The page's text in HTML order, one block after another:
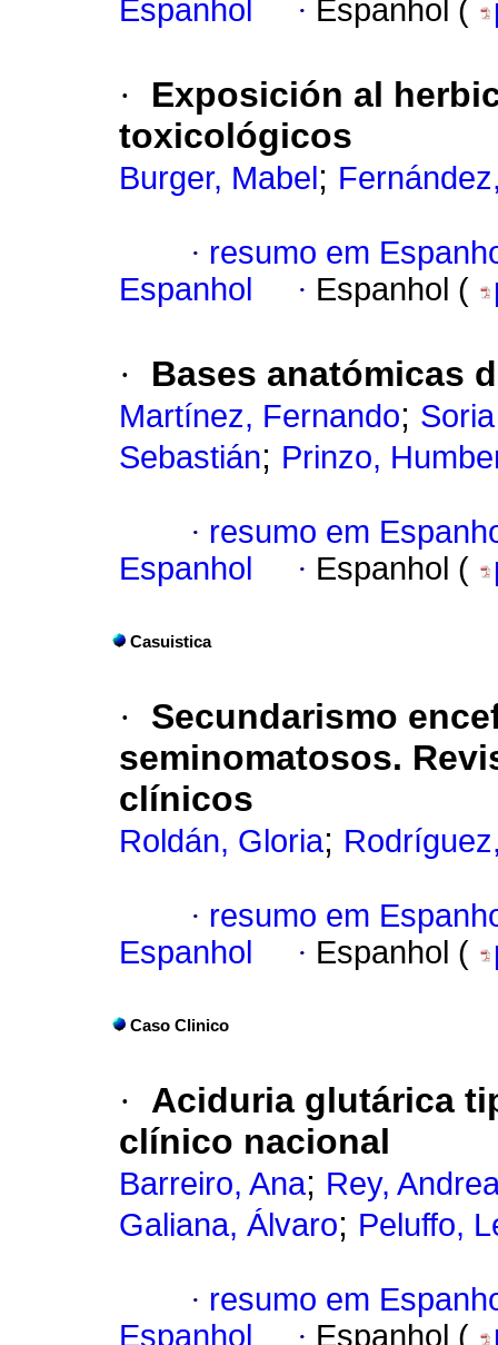
Espanhol
· Espanhol (
·
Exposición al
toxicológicos
Burger, Mabel ;
· resumo em
Espanhol
· Espanhol (
· Bases anatómicas
Martínez, Fernando;
Sebastián; Prinzo,
· resumo em
Espanhol
· Espanhol (
Casuistica
·
Secundarismo
seminomatosos.
clínicos
Roldán, Gloria;
· resumo em
Espanhol
· Espanhol (
Caso Clinico
·
Aciduria glutárica
clínico nacional
Barreiro, Ana; Rey,
Galiana, Álvaro; Peluffo,
· resumo em
Espanhol
· Espanhol (